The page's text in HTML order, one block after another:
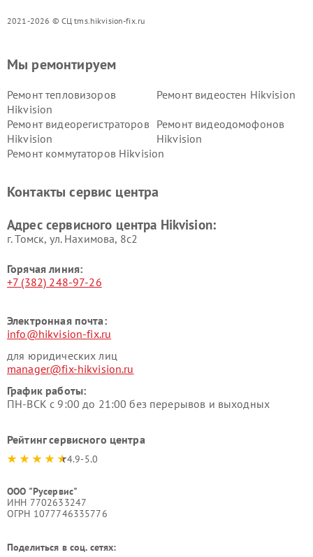
2021-2026 © СЦ tms.hikvision-fix.ru
Мы ремонтируем
Ремонт тепловизоров
Hikvision
Ремонт видеостен Hikvision
Ремонт видеорегистраторов
Hikvision
Ремонт видеодомофонов
Hikvision
Ремонт коммутаторов Hikvision
Контакты сервис центра
Адрес сервисного центра Hikvision:
г. Томск, ул. Нахимова, 8с2
Горячая линия:
+7 (382) 248-97-26
Электронная почта:
info@hikvision-fix.ru
для юридических лиц
manager@fix-hikvision.ru
График работы:
ПН-ВСК с 9:00 до 21:00 без перерывов и выходных
Рейтинг сервисного центра
4.9-5.0
ООО "Русервис"
ИНН 7702633247
ОГРН 1077746335776
Поделиться в соц. сетях: